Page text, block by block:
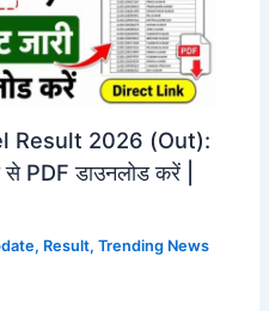
Result 2026 (Out):
से PDF डाउनलोड करें |
, Result,Trending News